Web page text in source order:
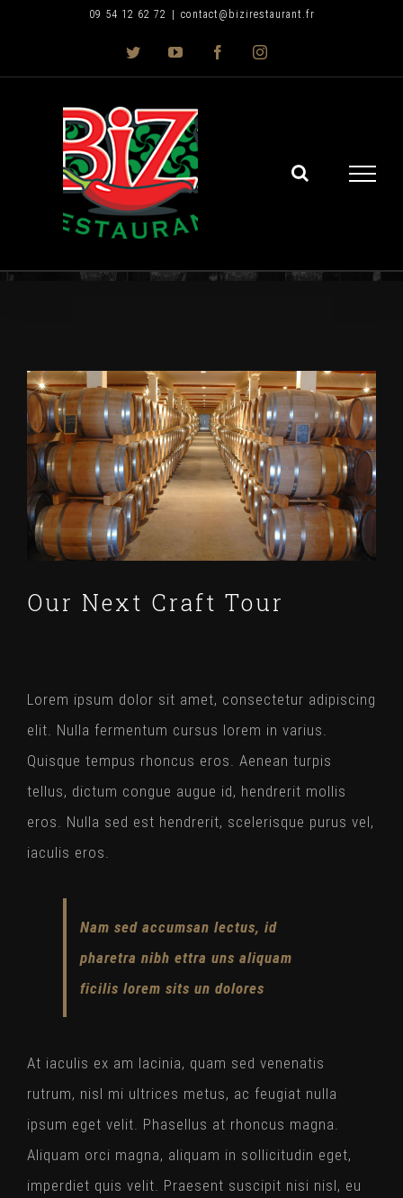
content
09 54 12 62 72 contact@bizirestaurant.fr
Twitter YouTubeFacebook
Voir
l'image
agrandie
Our Next Craft Tour
Lorem ipsum dolor sit amet, consectetur adipiscing
elit. Nulla fermentum cursus lorem in varius.
Quisque tempus rhoncus eros. Aenean turpis
tellus, dictum congue augue id, hendrerit mollis
eros. Nulla sed est hendrerit, scelerisque purus vel,
iaculis eros.
Nam sed accumsan lectus, id
pharetra nibh ettra uns aliquam
ficilis lorem sits un dolores
At iaculis ex am lacinia, quam sed venenatis
rutrum, nisl mi ultrices metus, ac feugiat nulla
ipsum eget velit. Phasellus at rhoncus magna.
Aliquam orci magna, aliquam in sollicitudin eget,
imperdiet quis velit. Praesent suscipit nisi nisl, eu